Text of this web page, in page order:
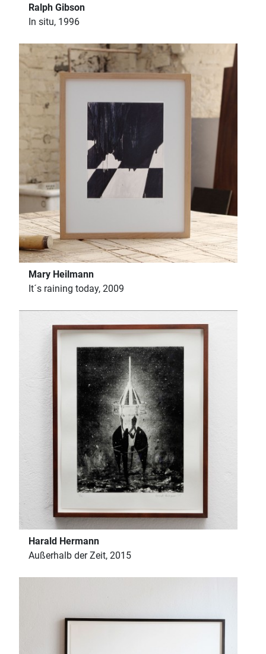
Ralph Gibson
In situ, 1996
Mary Heilmann
It´s raining today, 2009
Harald Hermann
Außerhalb der Zeit, 2015